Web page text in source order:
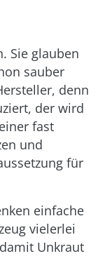
Sie glauben
sauber
denn
der wird
fast
und
für
einfache
vielerlei
Unkraut